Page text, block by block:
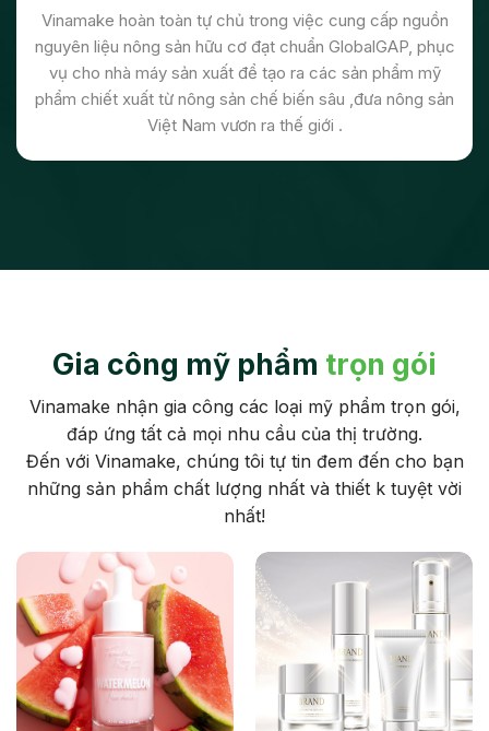
Vinamake hoàn toàn tự chủ trong việc cung cấp nguồn
nguyên liệu nông sản hữu cơ đạt chuẩn GlobalGAP, phục
vụ cho nhà máy sản xuất để tạo ra các sản phẩm mỹ
phẩm chiết xuất từ nông sản chế biến sâu ,đưa nông sản
Việt Nam vươn ra thế giới .
Gia công mỹ phẩm trọn gói
Vinamake nhận gia công các loại mỹ phẩm trọn gói,
đáp ứng tất cả mọi nhu cầu của thị trường.
Đến với Vinamake, chúng tôi tự tin đem đến cho bạn
những sản phẩm chất lượng nhất và thiết k tuyệt vời
nhất!